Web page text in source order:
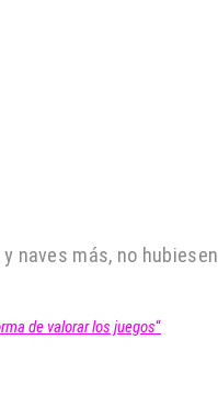
naves más, no
de valorar los juegos“